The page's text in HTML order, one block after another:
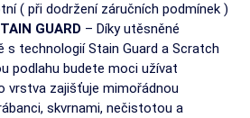
( při dodržení záručních podmínek )
GUARD – Díky utěsněné
s technologií Stain Guard a Scratch
podlahu budete moci užívat
vrstva zajišťuje mimořádnou
skvrnami, nečistotou a